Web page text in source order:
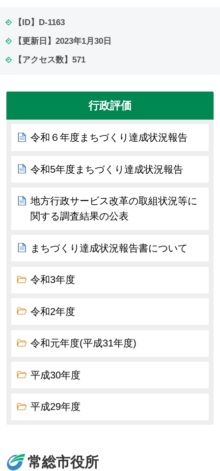
【ID】 D-1163
【更新日】 2023年1月30日
【アクセス数】 571
行政評価
令和６年度まちづくり達成状況報告
令和5年度まちづくり達成状況報告
地方行政サービス改革の取組状況等に
関する調査結果の公表
まちづくり達成状況報告書について
令和3年度
令和2年度
令和元年度(平成31年度)
平成30年度
平成29年度
常総市役所